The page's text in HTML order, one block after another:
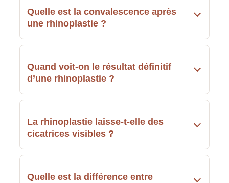
Quelle est la convalescence après
une rhinoplastie ?
Quand voit-on le résultat définitif
d’une rhinoplastie ?
La rhinoplastie laisse-t-elle des
cicatrices visibles ?
Quelle est la différence entre